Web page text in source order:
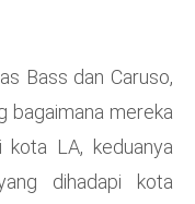
Bass dan Caruso,
bagaimana mereka
kota LA, keduanya
dihadapi kota